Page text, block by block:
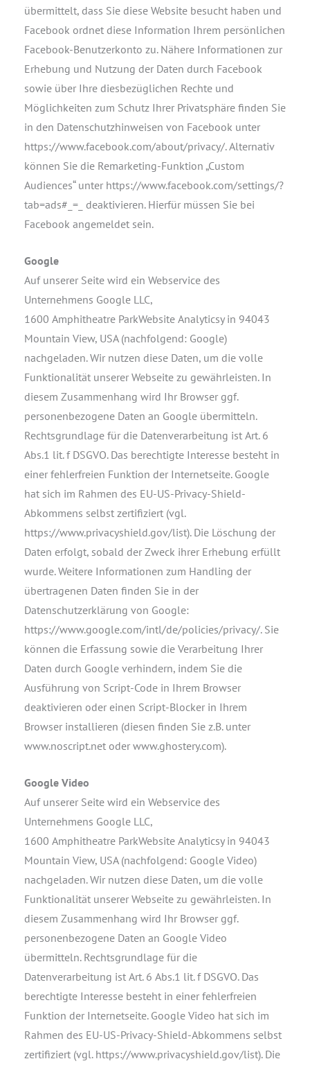
übermittelt, dass Sie diese Website besucht haben und
Facebook ordnet diese Information Ihrem persönlichen
Facebook-Benutzerkonto zu. Nähere Informationen zur
Erhebung und Nutzung der Daten durch Facebook
sowie über Ihre diesbezüglichen Rechte und
Möglichkeiten zum Schutz Ihrer Privatsphäre finden Sie
in den Datenschutzhinweisen von Facebook unter
https://www.facebook.com/about/privacy/. Alternativ
können Sie die Remarketing-Funktion „Custom
Audiences“ unter https://www.facebook.com/settings/?
tab=ads#_=_ deaktivieren. Hierfür müssen Sie bei
Facebook angemeldet sein.
Google
Auf unserer Seite wird ein Webservice des
Unternehmens Google LLC,
1600 Amphitheatre ParkWebsite Analyticsy in 94043
Mountain View, USA (nachfolgend: Google)
nachgeladen. Wir nutzen diese Daten, um die volle
Funktionalität unserer Webseite zu gewährleisten. In
diesem Zusammenhang wird Ihr Browser ggf.
personenbezogene Daten an Google übermitteln.
Rechtsgrundlage für die Datenverarbeitung ist Art. 6
Abs.1 lit. f DSGVO. Das berechtigte Interesse besteht in
einer fehlerfreien Funktion der Internetseite. Google
hat sich im Rahmen des EU-US-Privacy-Shield-
Abkommens selbst zertifiziert (vgl.
https://www.privacyshield.gov/list). Die Löschung der
Daten erfolgt, sobald der Zweck ihrer Erhebung erfüllt
wurde. Weitere Informationen zum Handling der
übertragenen Daten finden Sie in der
Datenschutzerklärung von Google:
https://www.google.com/intl/de/policies/privacy/. Sie
können die Erfassung sowie die Verarbeitung Ihrer
Daten durch Google verhindern, indem Sie die
Ausführung von Script-Code in Ihrem Browser
deaktivieren oder einen Script-Blocker in Ihrem
Browser installieren (diesen finden Sie z.B. unter
www.noscript.net oder www.ghostery.com).
Google Video
Auf unserer Seite wird ein Webservice des
Unternehmens Google LLC,
1600 Amphitheatre ParkWebsite Analyticsy in 94043
Mountain View, USA (nachfolgend: Google Video)
nachgeladen. Wir nutzen diese Daten, um die volle
Funktionalität unserer Webseite zu gewährleisten. In
diesem Zusammenhang wird Ihr Browser ggf.
personenbezogene Daten an Google Video
übermitteln. Rechtsgrundlage für die
Datenverarbeitung ist Art. 6 Abs.1 lit. f DSGVO. Das
berechtigte Interesse besteht in einer fehlerfreien
Funktion der Internetseite. Google Video hat sich im
Rahmen des EU-US-Privacy-Shield-Abkommens selbst
zertifiziert (vgl. https://www.privacyshield.gov/list). Die